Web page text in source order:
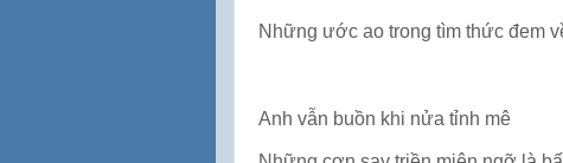
Những ước ao trong tìm thức đem
Anh vẫn buồn khi nửa tỉnh mê